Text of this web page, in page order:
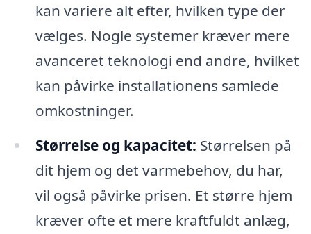
kan variere alt efter, hvilken type der
vælges. Nogle systemer kræver mere
avanceret teknologi end andre, hvilket
kan påvirke installationens samlede
omkostninger.
Størrelse og kapacitet: Størrelsen på
dit hjem og det varmebehov, du har,
vil også påvirke prisen. Et større hjem
kræver ofte et mere kraftfuldt anlæg,